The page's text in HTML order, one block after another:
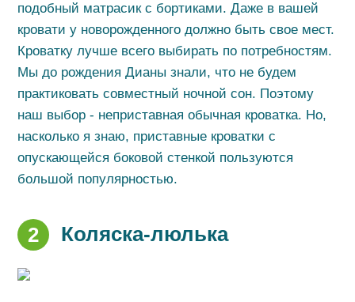
подобный матрасик с бортиками. Даже в вашей
кровати у новорожденного должно быть свое мест.
Кроватку лучше всего выбирать по потребностям.
Мы до рождения Дианы знали, что не будем
практиковать совместный ночной сон. Поэтому
наш выбор - неприставная обычная кроватка. Но,
насколько я знаю, приставные кроватки с
опускающейся боковой стенкой пользуются
большой популярностью.
2 Коляска-люлька